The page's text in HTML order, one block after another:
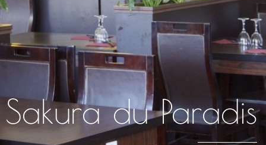
Sakura du Paradis